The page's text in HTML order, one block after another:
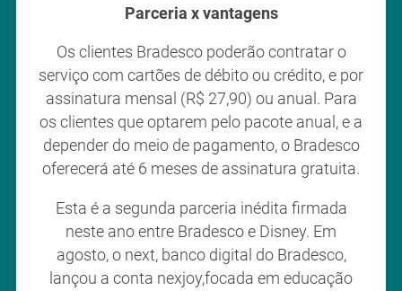
Parceria x vantagens
Os clientes Bradesco poderão contratar o
serviço com cartões de débito ou crédito, e por
assinatura mensal (R$ 27,90) ou anual. Para
os clientes que optarem pelo pacote anual, e a
depender do meio de pagamento, o Bradesco
oferecerá até 6 meses de assinatura gratuita.
Esta é a segunda parceria inédita firmada
neste ano entre Bradesco e Disney. Em
agosto, o next, banco digital do Bradesco,
lançou a conta nexjoy,focada em educação